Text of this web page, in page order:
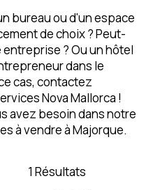
bureau ou d'un espace
de choix ? Peut-
? Ou un hôtel
dans le
cas, contactez
Nova Mallorca !
avez besoin dans notre
à vendre à Majorque.
1 Résultats